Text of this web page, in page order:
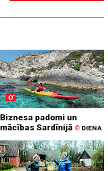
Biznesa padomi un
mācības Sardīnijā © DIENA